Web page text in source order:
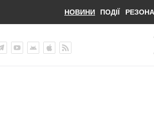
НОВИНИ ПОДІЇ